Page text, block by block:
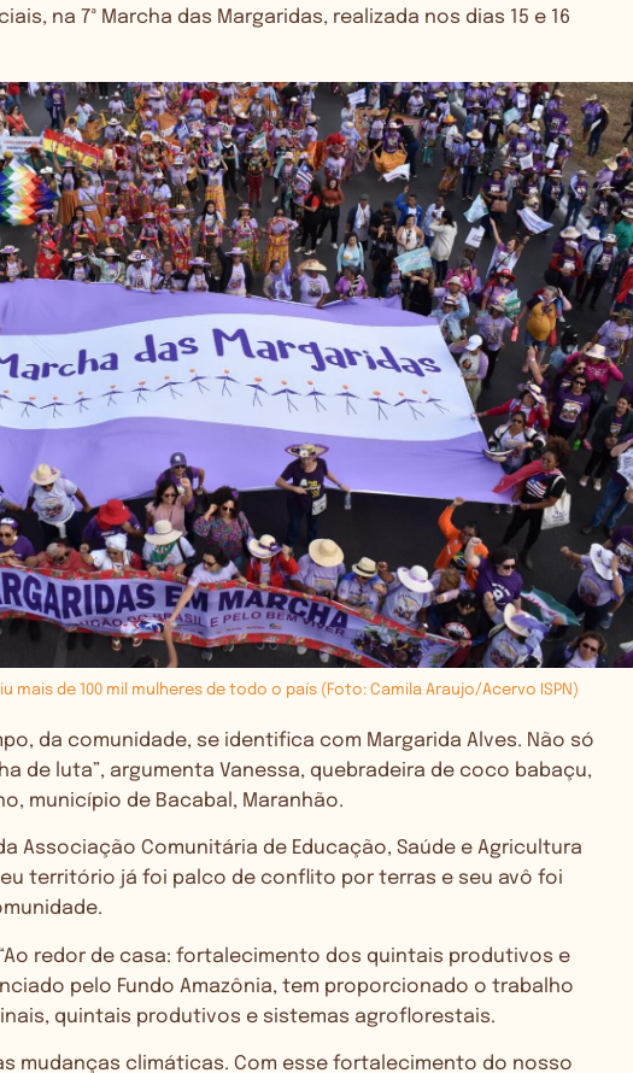
na 7ª Marcha das Margaridas, realizada nos dias 15 e 16
mais de 100 mil mulheres de todo o país (Foto: Camila Araujo/Acervo ISPN)
da comunidade, se identifica com Margarida Alves. Não só
de luta”, argumenta Vanessa, quebradeira de coco babaçu,
município de Bacabal, Maranhão.
Associação Comunitária de Educação, Saúde e Agricultura
território já foi palco de conflito por terras e seu avô foi
redor de casa: fortalecimento dos quintais produtivos e
pelo Fundo Amazônia, tem proporcionado o trabalho
quintais produtivos e sistemas agroflorestais.
mudanças climáticas. Com esse fortalecimento do nosso